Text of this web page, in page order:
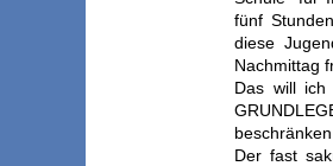
fünf
diese
Nachmittag
Das will ich
Der fast